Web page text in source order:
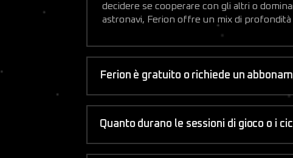
decidere se cooperare con gli altri o
astronavi, Ferion offre un mix di
Ferion è gratuito o richiede un
Quanto durano le sessioni di gioco o i